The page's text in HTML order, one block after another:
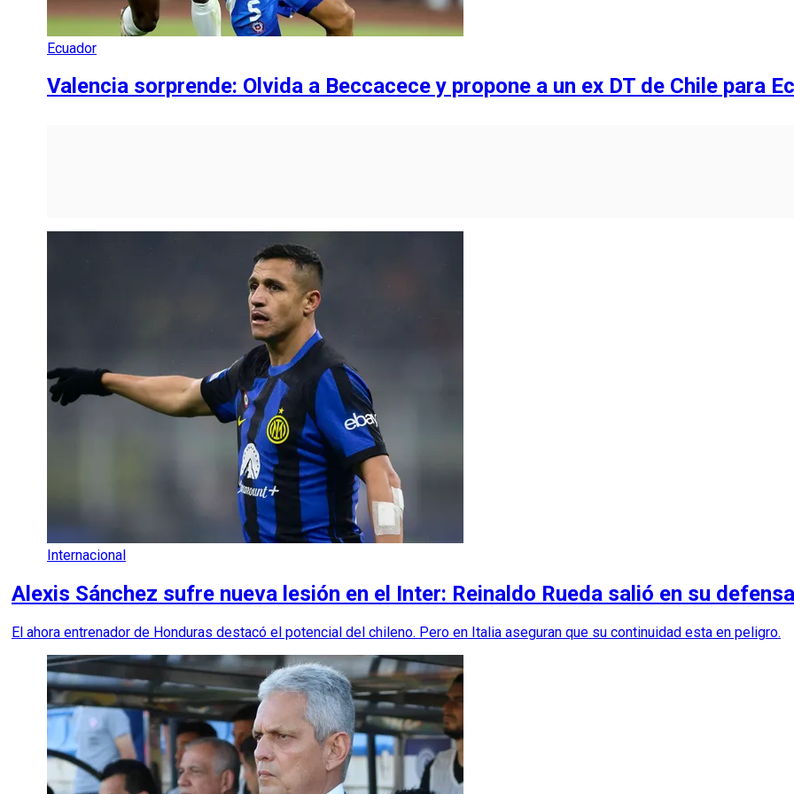
Ecuador
Valencia sorprende: Olvida a Beccacece y propone a un ex DT de Chile para
Internacional
Alexis Sánchez sufre nueva lesión en el Inter: Reinaldo Rueda salió en su defensa
El ahora entrenador de Honduras destacó el potencial del chileno. Pero en Italia aseguran que su continuidad esta en peligro.